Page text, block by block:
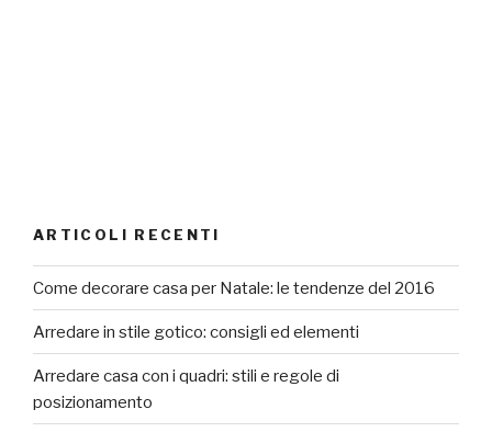
ARTICOLI RECENTI
Come decorare casa per Natale: le tendenze del 2016
Arredare in stile gotico: consigli ed elementi
Arredare casa con i quadri: stili e regole di
posizionamento